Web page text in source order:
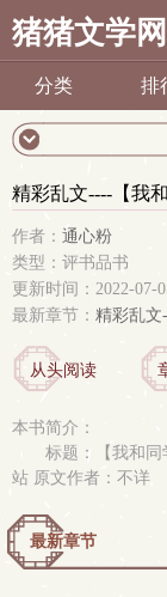
猪猪文学网
分类 排
精彩乱文----【我
作者： 通心粉
类型：评书品书
更新时间：2022-07-
最新章节： 精彩乱文
从头阅读
本书简介：
标题：【我和同
站 原文作者：不详
最新章节